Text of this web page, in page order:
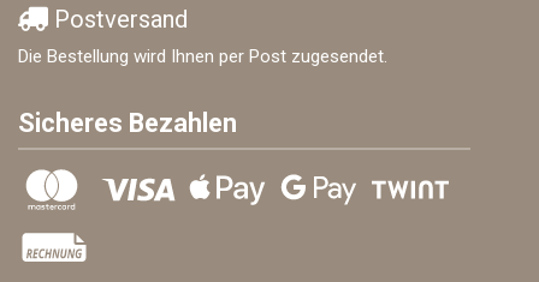
Postversand
Die Bestellung wird Ihnen per Post zugesendet.
Sicheres Bezahlen